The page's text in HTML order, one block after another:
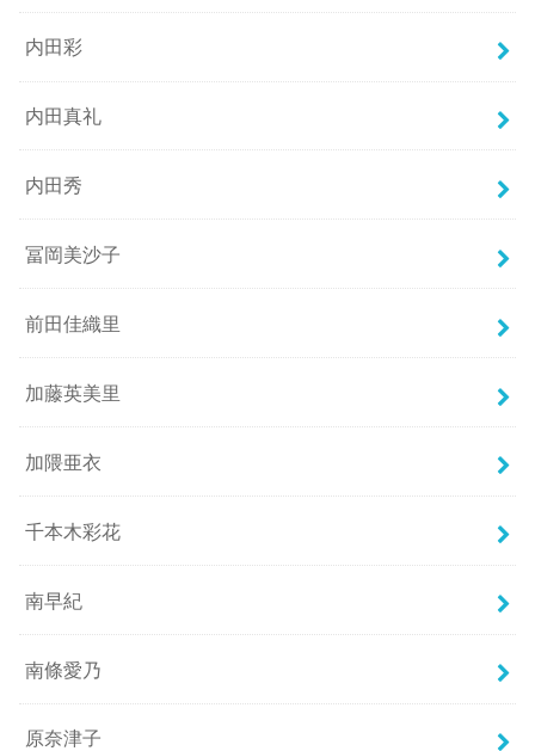
内田彩
内田真礼
内田秀
冨岡美沙子
前田佳織里
加藤英美里
加隈亜衣
千本木彩花
南早紀
南條愛乃
原奈津子